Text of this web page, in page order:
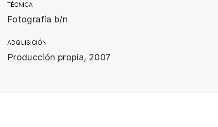
TÉCNICA
Fotografía b/n
ADQUISICIÓN
Producción propia, 2007